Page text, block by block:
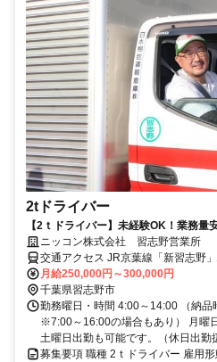
2tドライバー
【2ｔドライバー】未経験OK！業務量
ル。賞与年2回／月収30万以上可！
ニッコン株式会社 習志野営業所
交通アクセス JR京葉線「新習志野
自転車を貸与します。
月給250,000円～300,000円
千葉県習志野市
勤務曜日・時間 4:00～14:00 （納
※7:00～16:00の場合もあり） 月曜
土曜日出勤も可能です。（休日出勤
募集要項 職種 2ｔドライバー 雇用